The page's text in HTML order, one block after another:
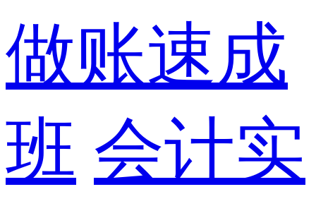
做账速成
班 会计实